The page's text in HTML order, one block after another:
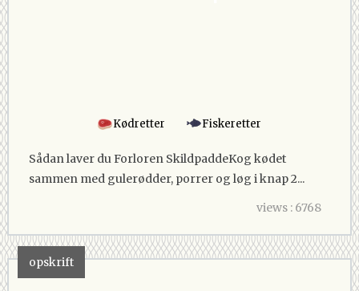
Kødretter Fiskeretter
Sådan laver du Forloren SkildpaddeKog kødet
sammen med gulerødder, porrer og løg i knap 2...
views : 6768
opskrift